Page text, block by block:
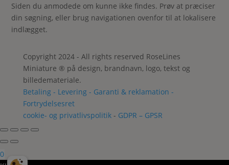
søger
her
Siden du anmodede om kunne ikke findes. Prøv at præciser
din søgning, eller brug navigationen ovenfor til at lokalisere
indlægget.
Copyright 2024 - All rights reserved RoseLines
Miniature ® på design, brandnavn, logo, tekst og
billedemateriale.
Betaling - Levering - Garanti & reklamation -
Fortrydelsesret
cookie- og privatlivspolitik- GDPR – GPSR
0